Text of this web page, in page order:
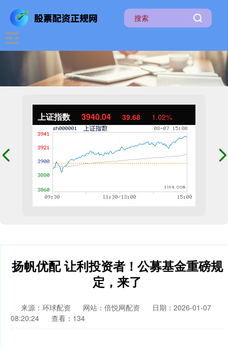
上证指数 3940.04 39.68 1.02%
扬帆优配 让利投资者！公募基金重磅规
定，来了
来源：环球配资 网站：倍悦网配资
日期：2026-01-07
08:20:24
查看：134